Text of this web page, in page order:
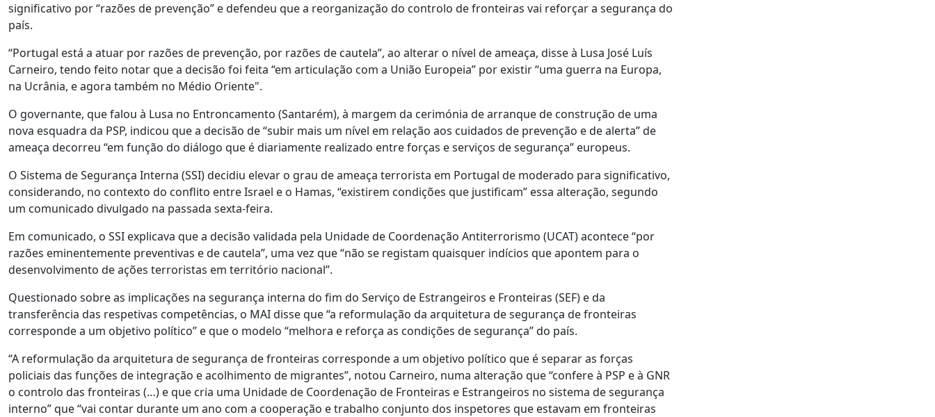
significativo por “razões de prevenção” e defendeu que a reorganização do controlo de fronteiras vai reforçar a segurança do
país.
“Portugal está a atuar por razões de prevenção, por razões de cautela”, ao alterar o nível de ameaça, disse à Lusa José Luís
Carneiro, tendo feito notar que a decisão foi feita “em articulação com a União Europeia” por existir “uma guerra na Europa,
na Ucrânia, e agora também no Médio Oriente".
O governante, que falou à Lusa no Entroncamento (Santarém), à margem da cerimónia de arranque de construção de uma
nova esquadra da PSP, indicou que a decisão de “subir mais um nível em relação aos cuidados de prevenção e de alerta” de
ameaça decorreu “em função do diálogo que é diariamente realizado entre forças e serviços de segurança” europeus.
O Sistema de Segurança Interna (SSI) decidiu elevar o grau de ameaça terrorista em Portugal de moderado para significativo,
considerando, no contexto do conflito entre Israel e o Hamas, “existirem condições que justificam” essa alteração, segundo
um comunicado divulgado na passada sexta-feira.
Em comunicado, o SSI explicava que a decisão validada pela Unidade de Coordenação Antiterrorismo (UCAT) acontece “por
razões eminentemente preventivas e de cautela”, uma vez que “não se registam quaisquer indícios que apontem para o
desenvolvimento de ações terroristas em território nacional”.
Questionado sobre as implicações na segurança interna do fim do Serviço de Estrangeiros e Fronteiras (SEF) e da
transferência das respetivas competências, o MAI disse que “a reformulação da arquitetura de segurança de fronteiras
corresponde a um objetivo político” e que o modelo “melhora e reforça as condições de segurança” do país.
“A reformulação da arquitetura de segurança de fronteiras corresponde a um objetivo político que é separar as forças
policiais das funções de integração e acolhimento de migrantes”, notou Carneiro, numa alteração que “confere à PSP e à GNR
o controlo das fronteiras (…) e que cria uma Unidade de Coordenação de Fronteiras e Estrangeiros no sistema de segurança
interno” que “vai contar durante um ano com a cooperação e trabalho conjunto dos inspetores que estavam em fronteiras